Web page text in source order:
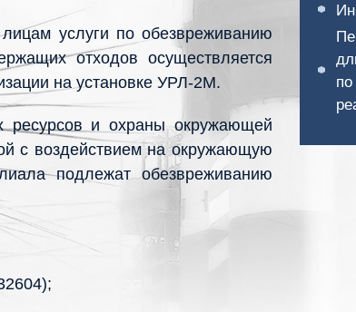
услуги по обезвреживанию
отходов осуществляется
на установке УРЛ-2М.
ресурсов и охраны окружающей
с воздействием на окружающую
подлежат обезвреживанию